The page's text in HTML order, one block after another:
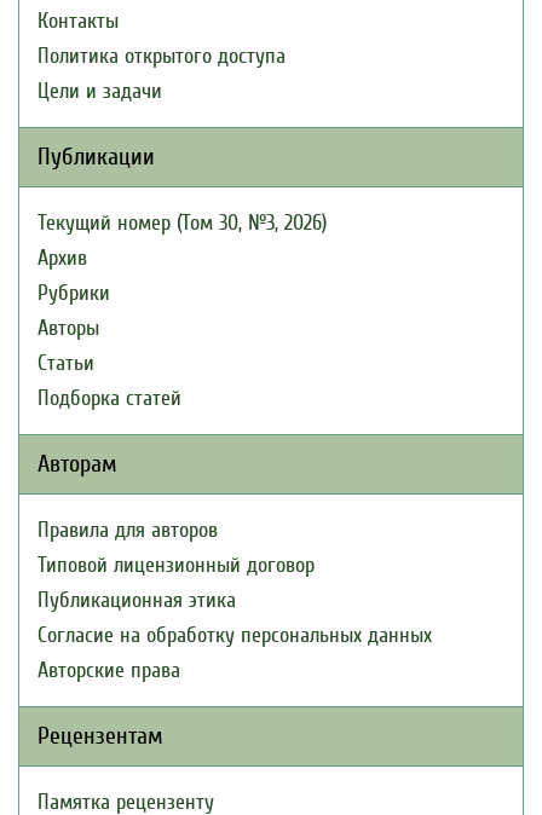
Контакты
Политика открытого доступа
Цели и задачи
Публикации
Текущий номер (Том 30, №3, 2026)
Архив
Рубрики
Авторы
Статьи
Подборка статей
Авторам
Правила для авторов
Типовой лицензионный договор
Публикационная этика
Согласие на обработку персональных данных
Авторские права
Рецензентам
Памятка рецензенту